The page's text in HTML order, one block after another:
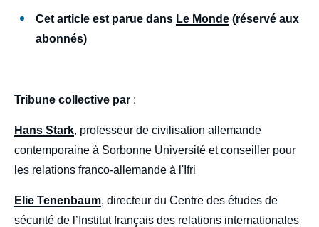
Cet article est parue dans Le Monde (réservé aux
abonnés)
Tribune collective par :
Hans Stark, professeur de civilisation allemande
contemporaine à Sorbonne Université et conseiller pour
les relations franco-allemande à l'Ifri
Elie Tenenbaum, directeur du Centre des études de
sécurité de l’Institut français des relations internationales